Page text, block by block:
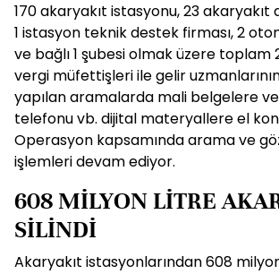
170 akaryakıt istasyonu, 23 akaryakıt
1 istasyon teknik destek firması, 2
ve bağlı 1 şubesi olmak üzere
vergi müfettişleri ile gelir uzmanlarının
yapılan aramalarda mali belgelere
telefonu vb. dijital materyallere el
Operasyon kapsamında arama ve
işlemleri devam ediyor.
608 MİLYON LİTRE
SİLİNDİ
Akaryakıt istasyonlarından 608